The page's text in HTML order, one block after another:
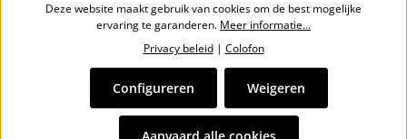
Alle prijzen incl. btw plusverzendkosten
Deze website maakt gebruik van cookies om de best mogelijke
ervaring te garanderen. Meer informatie...
Privacy beleid| Colofon
Weigeren
Configureren